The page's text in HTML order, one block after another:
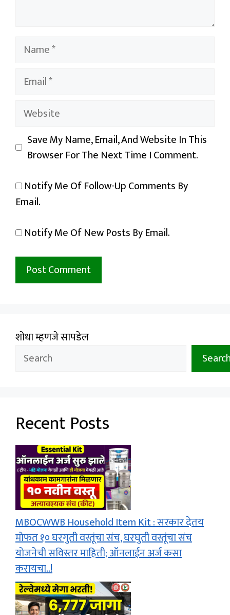
Name
Email
Website
Save My Name, Email, And Website In This
Browser For The Next Time I Comment.
Notify Me Of Follow-Up Comments By
Email.
Notify Me Of New Posts By Email.
शोधा म्हणजे सापडेल
Recent Posts
MBOCWWB Household Item Kit : सरकार देतय
मोफत १० घरगुती वस्तूंचा संच, घरघुती वस्तूंचा संच
योजनेची सविस्तर माहिती; ऑनलाईन अर्ज कसा
करायचा..!